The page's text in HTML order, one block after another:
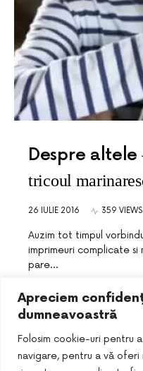
Apreciem
dumneavoastră
Folosim cookie-uri pentru
navigare, pentru a vă oferi
Despre altele
tricoul
26 IULIE 2016 359 VIEWS
Auzim tot timpul
imprimeuri complicate
pare…